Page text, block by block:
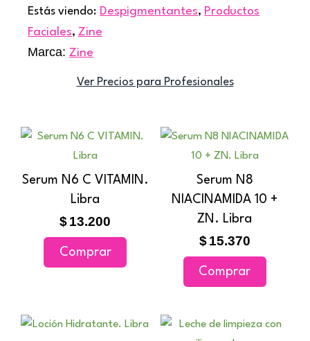
Estás viendo: Despigmentantes, Productos
Faciales, Zine
Marca: Zine
Ver Precios para Profesionales
Serum N6 C VITAMIN.
Libra
$13.200
Comprar
Serum N8
NIACINAMIDA 10 +
ZN. Libra
$ 15.370
Comprar
Rango
Este